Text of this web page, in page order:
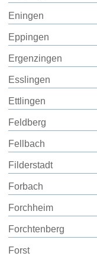
Eningen
Eppingen
Ergenzingen
Esslingen
Ettlingen
Feldberg
Fellbach
Filderstadt
Forbach
Forchheim
Forchtenberg
Forst